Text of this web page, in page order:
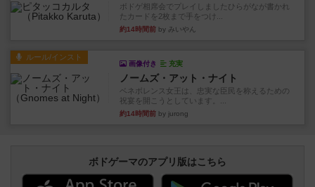
ボドゲ相席会でプレイしましたひらがなが書かれ
たカードを2枚まで手をつけ...
約14時間前 by みいやん
ルール/インスト
画像付き 充実
ノームズ・アット・ナイト
ベネボレンス女王は、忠実な臣民を称えるための
祝宴を開こうとしています。...
約14時間前 by jurong
ボドゲーマのアプリ版はこちら